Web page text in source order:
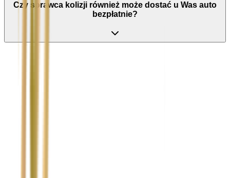
Czy sprawca kolizji również może dostać u Was auto
bezpłatnie?